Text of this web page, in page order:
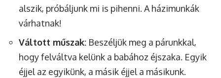
alszik, próbáljunk mi is pihenni. A házimunkák
várhatnak!
Váltott műszak: Beszéljük meg a párunkkal,
hogy felváltva kelünk a babához éjszaka. Egyik
éjjel az egyikünk, a másik éjjel a másikunk.